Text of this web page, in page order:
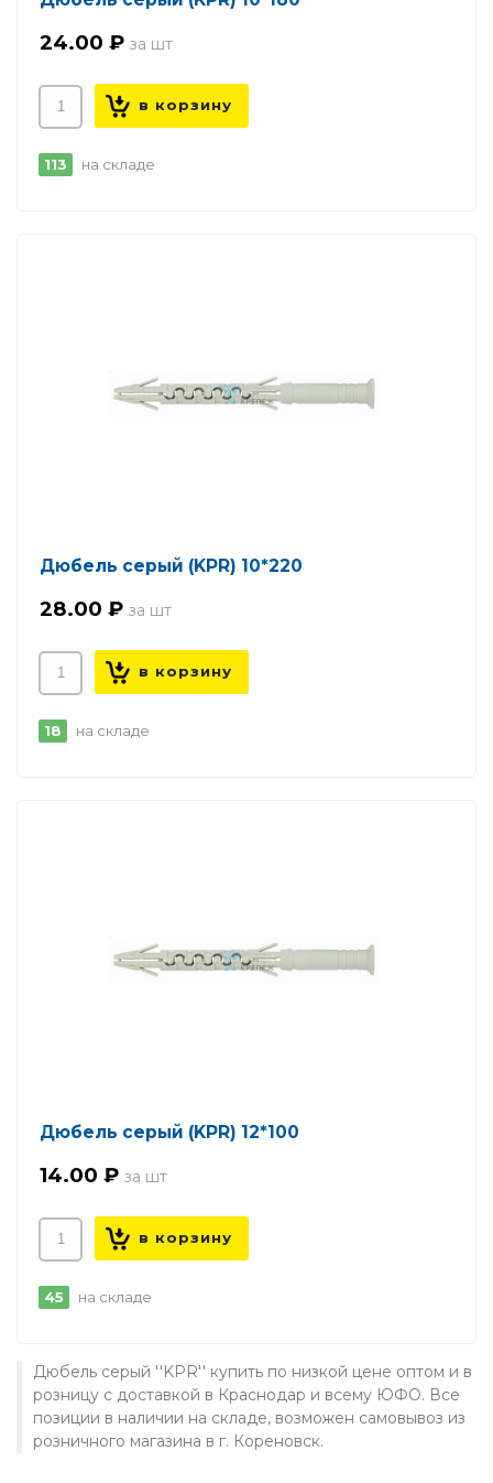
24.00 ₽
113 на складе
Дюбель серый (KPR) 10*220
28.00 ₽
18 на складе
Дюбель серый (KPR) 12*100
14.00 ₽
45 на складе
Дюбель серый ''KPR'' купить по низкой цене оптом и в
розницу с доставкой в Краснодар и всему ЮФО. Все
позиции в наличии на складе, возможен самовывоз из
розничного магазина в г. Кореновск.